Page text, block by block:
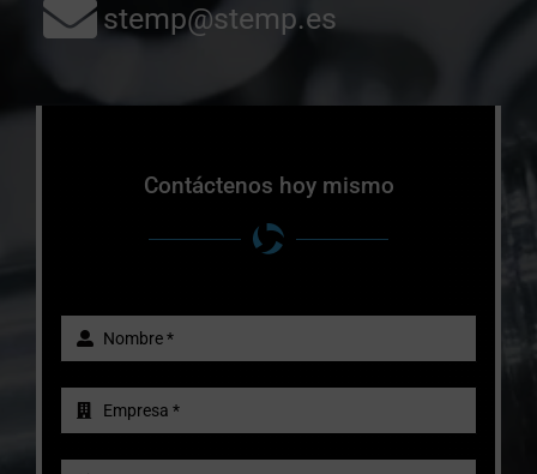
stemp@stemp.es
Contáctenos hoy mismo